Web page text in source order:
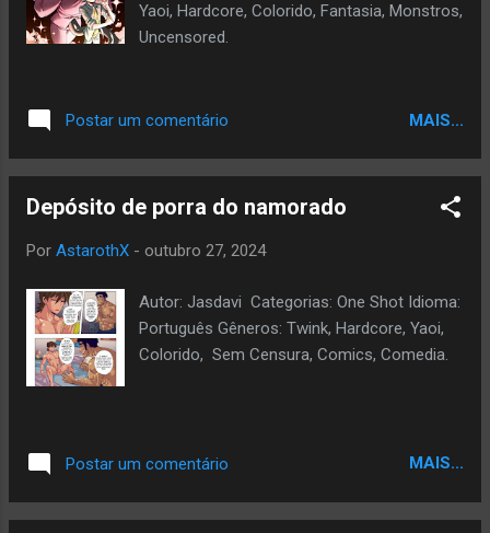
Yaoi, Hardcore, Colorido, Fantasia, Monstros,
Uncensored.
Postar um comentário MAIS...
Depósito de porra do namorado
Por AstarothX - outubro 27, 2024
Autor: Jasdavi Categorias: One Shot Idioma:
Português Gêneros: Twink, Hardcore, Yaoi,
Colorido, Sem Censura, Comics, Comedia.
Postar um comentário MAIS...